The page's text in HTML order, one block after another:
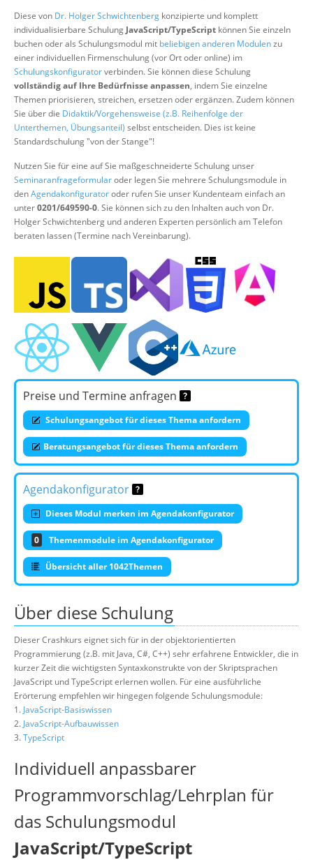
Suche
Diese von Dr. Holger Schwichtenberg konzipierte und komplett
individualisierbare Schulung JavaScript/TypeScript können Sie einzeln
buchen oder als Schulungsmodul mit beliebigen anderen Modulenzu
einer individuellen Firmenschulung (vor Ort oder online) im
Schulungskonfiguratorverbinden. Sie können diese Schulung
vollständig auf Ihre Bedürfnisse anpassen, indem Sie einzelne
Themen priorisieren, streichen, ersetzen oder ergänzen. Zudem können
Sie über die Didaktik/Vorgehensweise (z.B. Reihenfolge der
Unterthemen, Übungsanteil) selbst entscheiden. Dies ist keine
Standardschulung "von der Stange"!
Nutzen Sie für eine auf Sie maßgeschneiderte Schulung unser
Seminaranfrageformularoder legen Sie mehrere Schulungsmodule in
denAgendakonfiguratoroder rufen Sie unser Kundenteam einfach an
unter0201/649590-0. Sie können sich zu den Inhalten auch von Dr.
Holger Schwichtenberg und anderen Experten persönlich am Telefon
beraten lassen (Termine nach Vereinbarung).
Preise und Termine anfragen
Schulungsangebot für dieses Thema anfordern
Beratungsangebot für dieses Thema anfordern
Agendakonfigurator
Dieses Modul merken im Agendakonfigurator
0 Themenmodule im Agendakonfigurator
Übersicht aller 1042Themen
Über diese Schulung
Dieser Crashkurs eignet sich für in der objektorientierten
Programmierung (z.B. mit Java, C#, C++) sehr erfahrene Entwickler, die in
kurzer Zeit die wichtigsten Syntaxkonstrukte von der Skriptsprachen
JavaScript und TypeScript erlernen wollen. Für eine ausführliche
Erörterung empfehlen wir hingegen folgende Schulungsmodule:
1. JavaScript-Basiswissen
2. JavaScript-Aufbauwissen
3.TypeScript
Individuell anpassbarer
Programmvorschlag/Lehrplan für
das Schulungsmodul
JavaScript/TypeScript